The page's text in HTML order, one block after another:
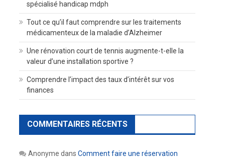
spécialisé handicap mdph
Tout ce qu’il faut comprendre sur les traitements
médicamenteux de la maladie d’Alzheimer
Une rénovation court de tennis augmente-t-elle la
valeur d’une installation sportive ?
Comprendre l’impact des taux d’intérêt sur vos
finances
COMMENTAIRES RÉCENTS
Anonyme dans Comment faire une réservation